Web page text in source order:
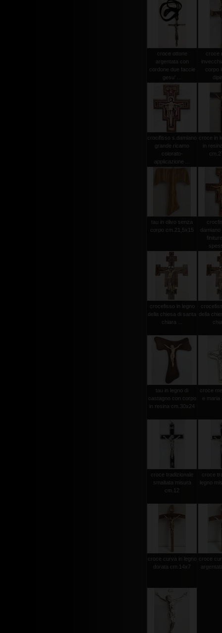
croce ottone
argentata con
cordone due faccie
gesu' ...
croce
corpo
crocifisso s.damiano
grande ricamo
colorato-
applicazione ...
croce in
in
tau in olivo senza
corpo cm.21,5x15
crocefisso in legno
della chiesa di santa
chiara ...
della
tau in legno di
castagno con corpo
in resina cm.30x24
croce
e maria
croce tradizionale
smaltata misura
cm.12
croce
legno
croce curva in legno
dorata cm.14x7
croce